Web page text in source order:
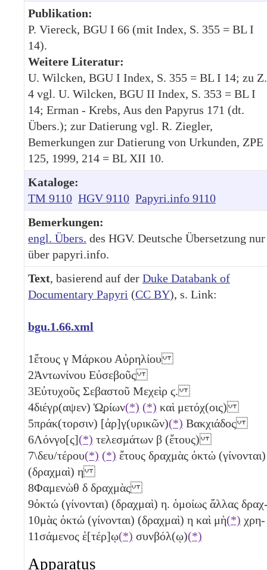
Publikation:
P. Viereck, BGU I 66 (mit Index, S. 355 = BL I
14).
Weitere Literatur:
U. Wilcken, BGU I Index, S. 355 = BL I 14; zu Z.
4 vgl. U. Wilcken, BGU II Index, S. 353 = BL I
14; Erman - Krebs, Aus den Papyrus 171 (dt.
Übers.); zur Datierung vgl. R. Ziegler,
Bemerkungen zur Datierung von Urkunden, ZPE
125, 1999, 214 = BL XII 10.
Kataloge:
TM 9110 HGV 9110 Papyri.info 9110
Bemerkungen:
engl. Übers. des HGV. Deutsche Übersetzung nur
über papyri.info.
Text, basierend auf der Duke Databank of
Documentary Papyri (CC BY), s. Link:
bgu.1.66.xml
1ἔτους γ Μάρκου Αὐρηλίου
2Ἀντωνίνου Εὐσεβοῦς
3Εὐτυχοῦς Σεβαστοῦ Μεχεὶρ ϛ.
4διέγρ(αψεν) Ὡ̣ρίων(*) (*) καὶ μετόχ(οις)
5πράκ(τορσιν) [ἀρ]γ(υρικῶν)(*) Βακχιάδος
6Λόνγο[ς](*) τελεσμάτων β (ἔτους)
7\δευ/τέρου(*) (*) ἔτους δραχμὰς ὀκτώ (γίνονται)
(δραχμαὶ) η
8Φαμενὼθ δ δραχμὰς
9ὀκτώ (γίνονται) (δραχμαὶ) η. ὁμοίως ἄλλας
10μὰς ὀκτώ (γίνονται) (δραχμαὶ) η καὶ μὴ(*) χρη-
11σάμενος ἑ[τέρ]ῳ(*) συνβόλ(ῳ)(*)
Apparatus